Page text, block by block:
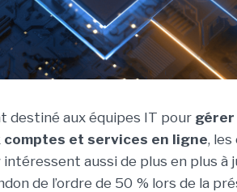
destiné aux équipes IT pour
comptes et services en ligne,
aussi de plus en plus à
de l’ordre de 50 % lors de la